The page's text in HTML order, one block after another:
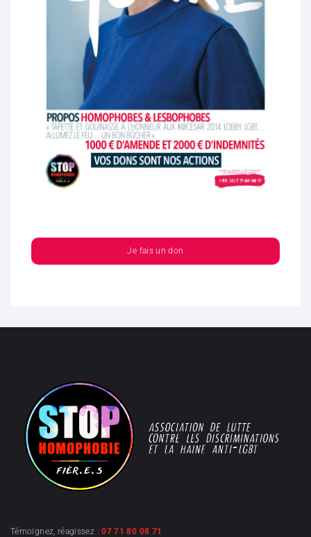
Je fais un don
Témoignez, réagissez :07 71 80 08 71